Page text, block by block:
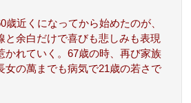
歳近くになってから始めたのが、
と余白だけで喜びも悲しみも表現
かれていく。67歳の時、再び家族
女の萬までも病気で21歳の若さで